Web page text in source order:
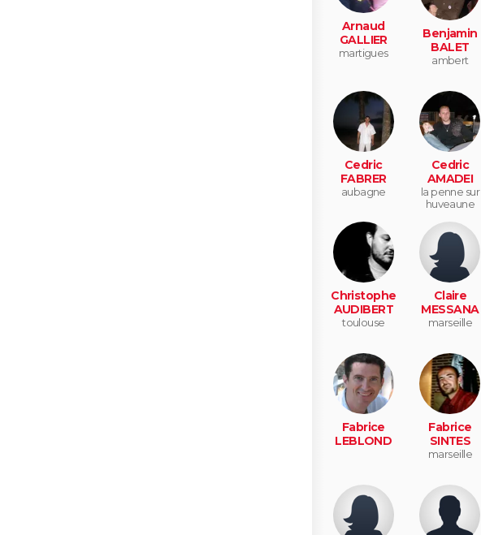
Arnaud
GALLIER
martigues
Benjamin
BALET
ambert
Cedric
FABRER
aubagne
Cedric
AMADEI
la penne sur
huveaune
Christophe
AUDIBERT
toulouse
Claire
MESSANA
marseille
Fabrice
LEBLOND
Fabrice
SINTES
marseille